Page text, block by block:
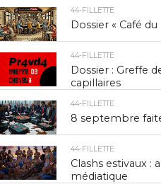
44-FILLETTE
Dossier « Café
44-FILLETTE
Dossier : Greffe
capillaires
44-FILLETTE
8 septembre
44-FILLETTE
Clashs estivaux :
médiatique